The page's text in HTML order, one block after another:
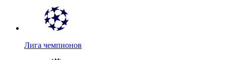
Лига чемпионов